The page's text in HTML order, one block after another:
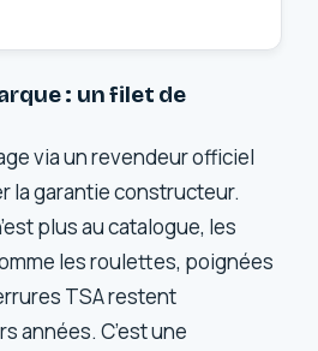
: un filet de
via un revendeur officiel
la garantie constructeur.
plus au catalogue, les
les roulettes, poignées
TSA restent
années. C’est une